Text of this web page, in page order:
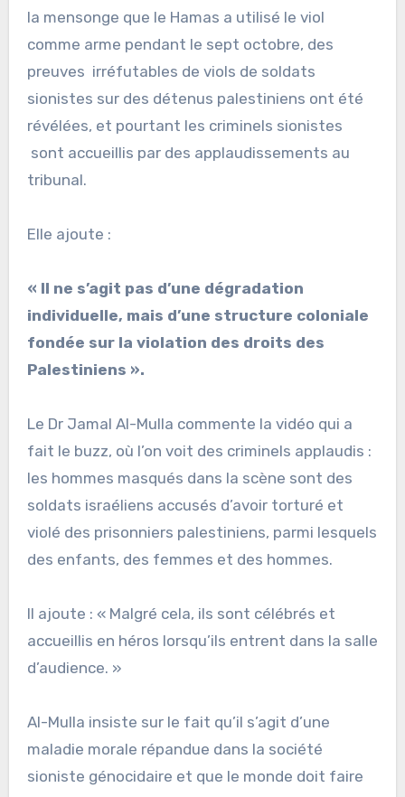
la mensonge que le Hamas a utilisé le viol
comme arme pendant le sept octobre, des
preuves irréfutables de viols de soldats
sionistes sur des détenus palestiniens ont été
révélées, et pourtant les criminels sionistes
sont accueillis par des applaudissements au
tribunal.
Elle ajoute :
« Il ne s’agit pas d’une dégradation
individuelle, mais d’une structure coloniale
fondée sur la violation des droits des
Palestiniens ».
Le Dr Jamal Al-Mulla commente la vidéo qui a
fait le buzz, où l’on voit des criminels applaudis :
les hommes masqués dans la scène sont des
soldats israéliens accusés d’avoir torturé et
violé des prisonniers palestiniens, parmi lesquels
des enfants, des femmes et des hommes.
Il ajoute : « Malgré cela, ils sont célébrés et
accueillis en héros lorsqu’ils entrent dans la salle
d’audience. »
Al-Mulla insiste sur le fait qu’il s’agit d’une
maladie morale répandue dans la société
sioniste génocidaire et que le monde doit faire